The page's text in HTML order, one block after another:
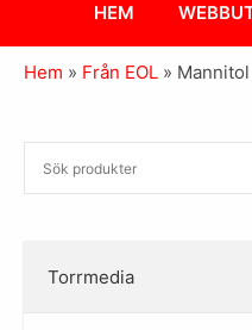
HEM
Hem » Från EOL »
Torrmedia
–